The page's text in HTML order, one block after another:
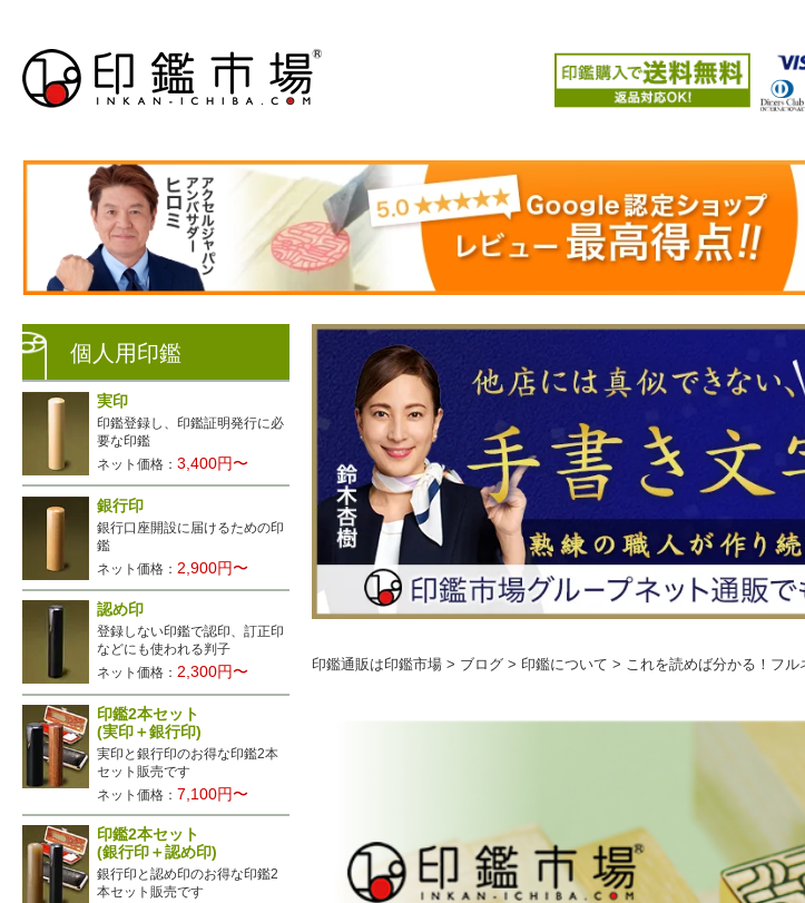
印鑑通販は印鑑市場 > ブログ > 印鑑について > これを読めば分かる！フ
個人用印鑑
実印
印鑑登録し、印鑑証明発行に必
要な印鑑
ネット価格：3,400円〜
銀行印
銀行口座開設に届けるための印
鑑
ネット価格： 2,900円〜
認め印
登録しない印鑑で認印、訂正印
などにも使われる判子
ネット価格：2,300円〜
印鑑2本セット
(実印＋銀行印)
実印と銀行印のお得な印鑑2本
セット販売です
ネット価格： 7,100円〜
印鑑2本セット
(銀行印＋認め印)
銀行印と認め印のお得な印鑑2
本セット販売です